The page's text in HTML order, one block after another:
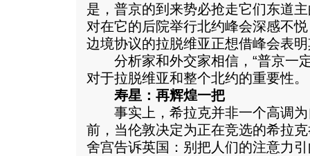
是，普京的到来势必抢走它们东道
对在它的后院举行北约峰会深感不
边境协议的拉脱维亚正想借峰会表
分析家和外交家相信，“普京一
对于拉脱维亚和整个北约的重要性。
寿星：再辉煌一把
事实上，希拉克并非一个高调为
前，当伦敦决定为正在竞选的希拉
舍宫告诉英国：别把人们的注意力